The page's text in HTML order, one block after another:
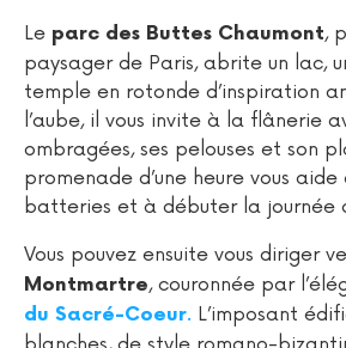
Le parc des Buttes Chaumont,
paysager de Paris, abrite un lac,
temple en rotonde d’inspiration
l’aube, il vous invite à la flânerie
ombragées, ses pelouses et son
promenade d’une heure vous
batteries et à débuter la journée
Vous pouvez ensuite vous diriger
Montmartre, couronnée par
du Sacré-Coeur. L’imposant